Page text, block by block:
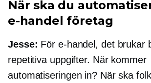
När ska du
e-handel företag
Jesse: För e-handel, det brukar
repetitiva uppgifter. När kommer
automatiseringen in? När ska